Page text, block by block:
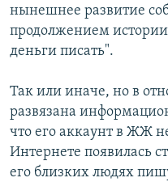
нынешнее развитие
продолжением
деньги писать".
Так или иначе, но в
развязана
что его аккаунт в ЖЖ
Интернете появилась
его близких людях